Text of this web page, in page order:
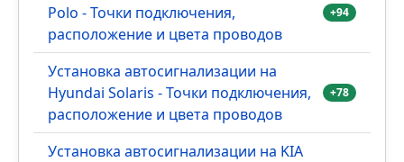
Polo - Точки подключения,
расположение и цвета проводов
+94
Установка автосигнализации на
Hyundai Solaris - Точки подключения,
расположение и цвета проводов
+78
Установка автосигнализации на KIA